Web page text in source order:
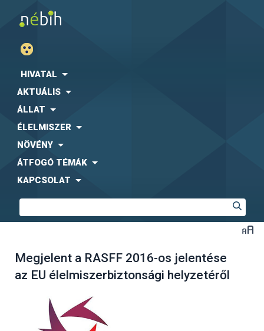
HIVATAL
AKTUÁLIS
ÁLLAT
ÉLELMISZER
NÖVÉNY
ÁTFOGÓ TÉMÁK
KAPCSOLAT
Megjelent a RASFF 2016-os jelentése
az EU élelmiszerbiztonsági helyzetéről